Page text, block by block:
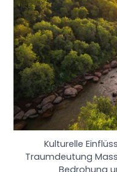
Kulturelle
Traumdeutung